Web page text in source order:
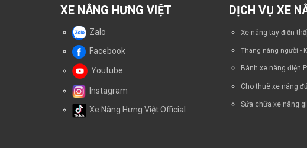
XE NÂNG HƯNG VIỆT
Zalo
Facebook
Youtube
Instagram
Xe Nâng Hưng Việt Official
DỊCH VỤ XE
Xe nâng tay điện
Thang nâng người -
Bánh xe nâng điện
Cho thuê xe nâng
Sửa chữa xe nâng